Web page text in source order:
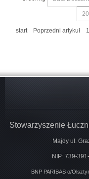
start
Poprzedni artykuł 1
Stowarzyszenie
Majdy ul.
NIP: 739-
BNP PARIBAS o/